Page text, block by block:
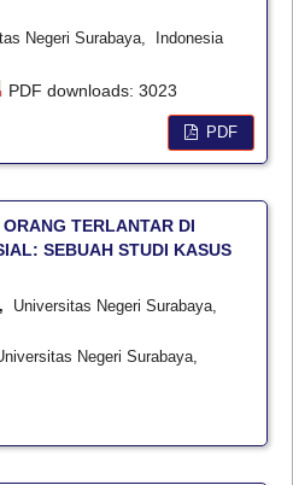
Negeri Surabaya, Indonesia
PDF downloads: 3023
PDF
TERLANTAR DI
SEBUAH STUDI KASUS
Universitas Negeri Surabaya,
Negeri Surabaya,